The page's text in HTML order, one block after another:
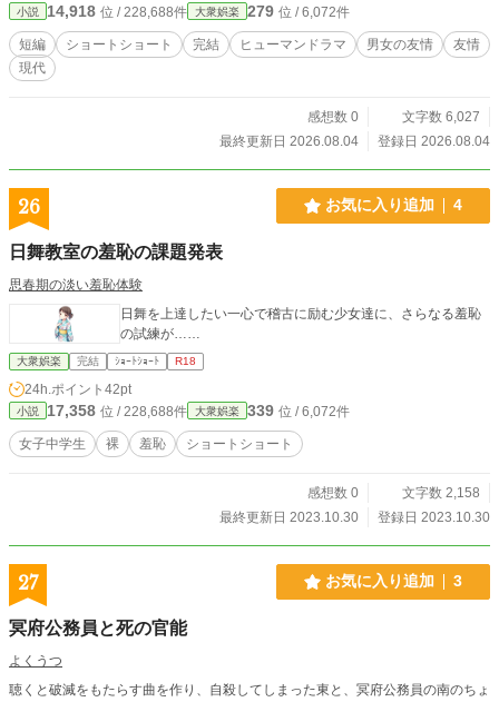
小説 14,918 位 / 228,688件 大衆娯楽 279 位 / 6,072件
短編 ショートショート 完結 ヒューマンドラマ 男女の友情
友情
現代
感想数 0
文字数 6,027
最終更新日 2026.08.04
登録日 2026.08.04
26 お気に入り追加 4
日舞教室の羞恥の課題発表
思春期の淡い羞恥体験
日舞を上達したい一心で稽古に励む少女達に、さらなる羞恥
の試練が……
大衆娯楽 完結 ｼｮｰﾄｼｮｰﾄ R18
24h.ポイント 42pt
小説 17,358 位 / 228,688件 大衆娯楽 339 位 / 6,072件
女子中学生 裸 羞恥 ショートショート
感想数 0
文字数 2,158
最終更新日 2023.10.30
登録日 2023.10.30
27 お気に入り追加 3
冥府公務員と死の官能
よくうつ
聴くと破滅をもたらす曲を作り、自殺してしまった東と、冥府公務員の南のちょ